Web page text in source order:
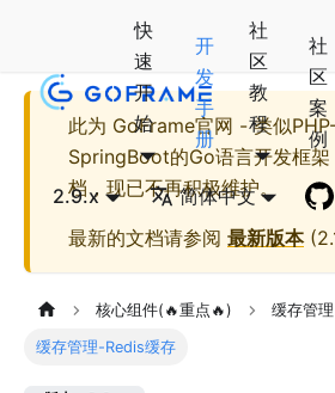
快
速
开
始
开
发
手
册
社
区
教
程
社
区
案
例
2.9.x 简体中文
此为 GoFrame官网 - 类似
SpringBoot的Go语言开发框架
档，现已不再积极维护。
最新的文档请参阅 最新版本(
核心组件(🔥重点🔥) 缓存管理
缓存管理-Redis缓存